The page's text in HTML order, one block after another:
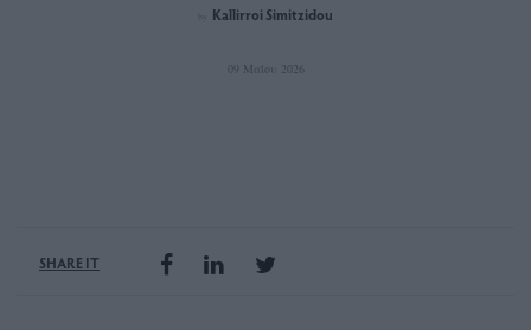
Kallirroi Simitzidou
09 Μαΐου 2026
SHARE IT